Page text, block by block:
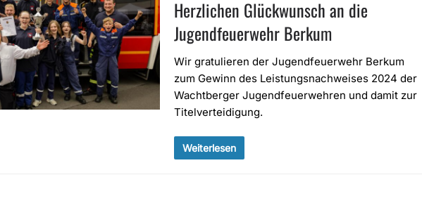
Herzlichen Glückwunsch an die
Jugendfeuerwehr Berkum
Wir gratulieren der Jugendfeuerwehr Berkum
zum Gewinn des Leistungsnachweises 2024 der
Wachtberger Jugendfeuerwehren und damit zur
Titelverteidigung.
Weiterlesen